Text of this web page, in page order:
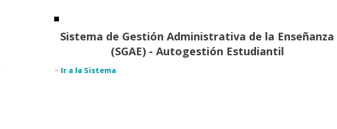
Sistema de Gestión Administrativa de la Enseñanza
(SGAE) - Autogestión Estudiantil
> Ir a la Sistema